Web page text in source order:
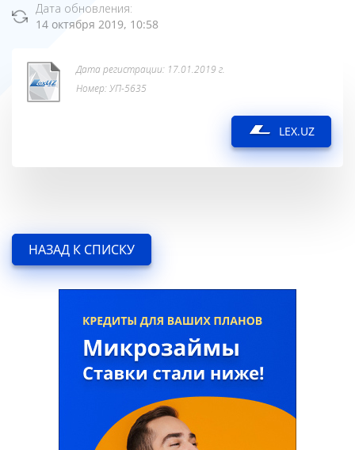
Дата обновления:
14 октября 2019, 10:58
Дата регистрации: 17.01.2019 г.
Номер: УП-5635
LEX.UZ
НАЗАД К СПИСКУ